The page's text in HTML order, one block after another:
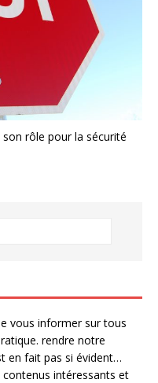
rôle pour la sécurité
vous informer sur tous
rendre notre
en fait pas si évident…
intéressants et